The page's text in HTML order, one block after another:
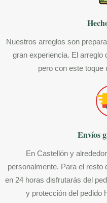
Nuestros arreglos son
gran experiencia. El arreglo
pero con este toque
Envíos
En Castellón y
personalmente. Para el
en 24 horas disfrutarás del
y protección del pedido